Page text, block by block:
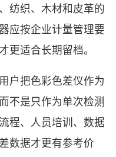
纺织、木材和皮革的
应按企业计量管理要
更适合长期留档。
户把色彩色差仪作为
不是只作为单次检测
程、人员培训、数据
数据才更有参考价